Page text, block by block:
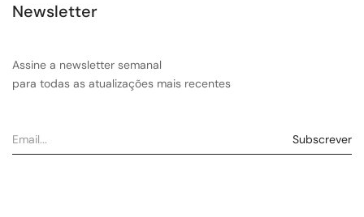
Newsletter
Assine a newsletter semanal
para todas as atualizações mais recentes